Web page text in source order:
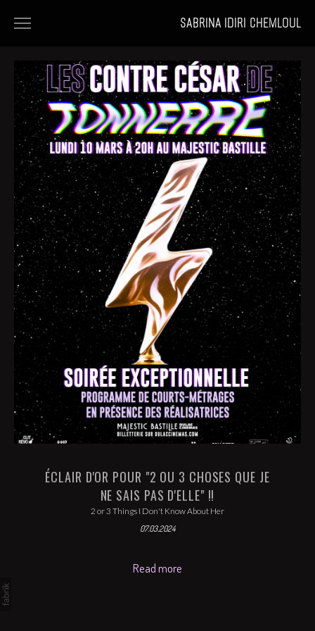
SABRINA IDIRI CHEMLOUL
FILMS
PORTFOLIOS
NEWS
ÉCLAIR D'OR POUR "2 OU 3 CHOSES QUE JE
NE SAIS PAS D'ELLE" !!
2 or 3 Things I Don't Know About Her
07.03.2024
Read more